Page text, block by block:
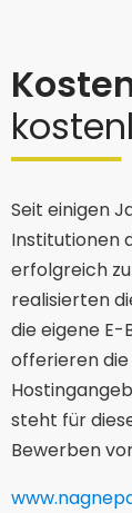
Seit einigen
Institutionen
erfolgreich
realisierten
die eigene
offerieren
steht für
Bewerben